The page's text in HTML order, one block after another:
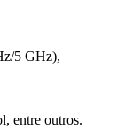
5 GHz),
entre outros.